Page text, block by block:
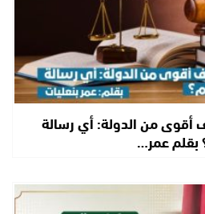
أقوى من الدولة: أي رسالة
بقلم عمر…